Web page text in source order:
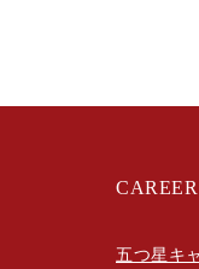
五つ星キ